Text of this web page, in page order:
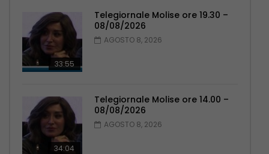
33:55
Telegiornale Molise ore 19.30 –
08/08/2026
AGOSTO 8, 2026
34:04
Telegiornale Molise ore 14.00 –
08/08/2026
AGOSTO 8, 2026